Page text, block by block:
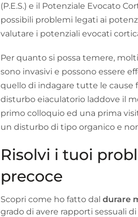
(P.E.S.) e il Potenziale Evocato
possibili problemi legati ai
valutare i potenziali evocati
Per quanto si possa temere,
sono invasivi e possono essere
quello di indagare tutte le cause
disturbo eiaculatorio laddove il
primo colloquio ed una prima
un disturbo di tipo organico e
Risolvi i tuoi
precoce
Scopri come ho fatto dal durare
grado di avere rapporti sessuali di